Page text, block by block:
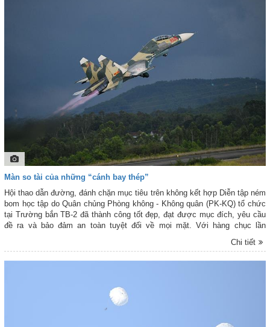
Màn so tài của những “cánh bay thép”
Hội thao dẫn đường, đánh chặn mục tiêu trên không kết hợp Diễn tập ném
bom học tập do Quân chủng Phòng không - Không quân (PK-KQ) tổ chức
tại Trường bắn TB-2 đã thành công tốt đẹp, đạt được mục đích, yêu cầu
đề ra và bảo đảm an toàn tuyệt đối về mọi mặt. Với hàng chục lần
học tập, đây thực sự là những màn so tài của những “cánh bay thép” trên
Chi tiết